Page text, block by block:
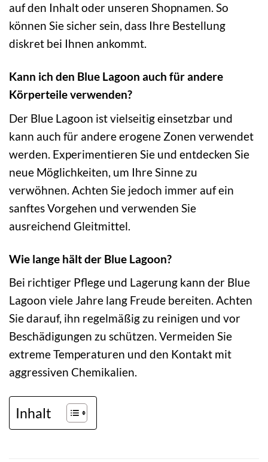
auf den Inhalt oder unseren Shopnamen. So
können Sie sicher sein, dass Ihre Bestellung
diskret bei Ihnen ankommt.
Kann ich den Blue Lagoon auch für andere
Körperteile verwenden?
Der Blue Lagoon ist vielseitig einsetzbar und
kann auch für andere erogene Zonen verwendet
werden. Experimentieren Sie und entdecken Sie
neue Möglichkeiten, um Ihre Sinne zu
verwöhnen. Achten Sie jedoch immer auf ein
sanftes Vorgehen und verwenden Sie
ausreichend Gleitmittel.
Wie lange hält der Blue Lagoon?
Bei richtiger Pflege und Lagerung kann der Blue
Lagoon viele Jahre lang Freude bereiten. Achten
Sie darauf, ihn regelmäßig zu reinigen und vor
Beschädigungen zu schützen. Vermeiden Sie
extreme Temperaturen und den Kontakt mit
aggressiven Chemikalien.
Inhalt